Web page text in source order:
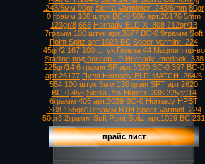
.243/6мм 90gr Sierra Varminter .243/6mm 80gr
0 грамм 100 штук ВС-0 506 арт.26176 5mm
123gr/8 663 Hornady ELD-X .308 212gr/13
7грамм 100 штук арт.3077 ВС-0 9грамм Soft
Point Spitz арт.1023 ВС Speer Varmint .224
45gr/2 167 100 штук Гильза 44 Magnum пр-во
Starline под боксер LP Hornady Interlock .338
225gr/14 6 грамм SP арт.3320 ВС-0 397 ВС-0
арт.26177 Пуля Hornady ELD-MATCH .264/6
554 100 штук 5мм 130 grain SPT арт.2620
ВС-0 455 Sierra Pro-Hunter .338 225gr/14
6грамм 405 арт.3039 ВС-0 Hornady HPBT
.308 155gr/10грамм BTH Speer Varmint .224
50gr3 2грамм Soft Point Spitz арт.1029 ВС 231
прайс лист